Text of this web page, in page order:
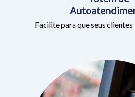
Facilite para que seus clientes